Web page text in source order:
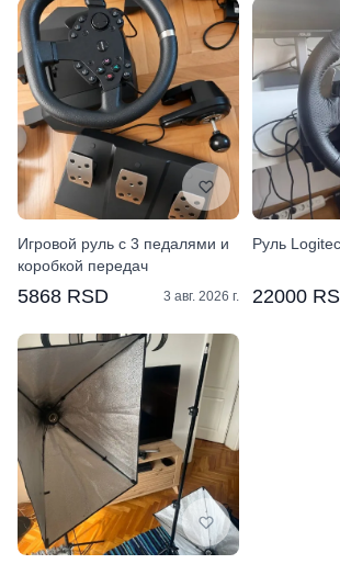
Игровой руль с 3 педалями и
коробкой передач
5868 RSD 3 авг. 2026 г.
Руль
22000